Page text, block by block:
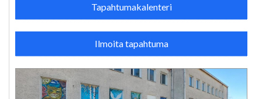
Tapahtumakalenteri
Ilmoita tapahtuma